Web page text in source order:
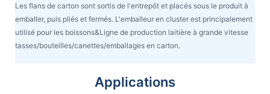
Les flans de carton sont sortis de l'entrepôt et placés sous le produit à
emballer, puis pliés et fermés. L'emballeur en cluster est principalement
utilisé pour les boissons&Ligne de production laitière à grande vitesse
tasses/bouteilles/canettes/emballages en carton.
Applications